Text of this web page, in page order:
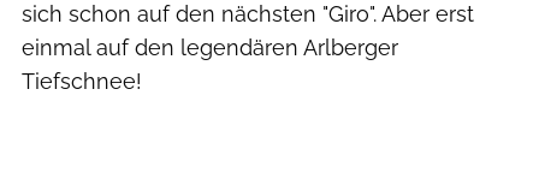
sich schon auf den nächsten "Giro". Aber erst
einmal auf den legendären Arlberger
Tiefschnee!